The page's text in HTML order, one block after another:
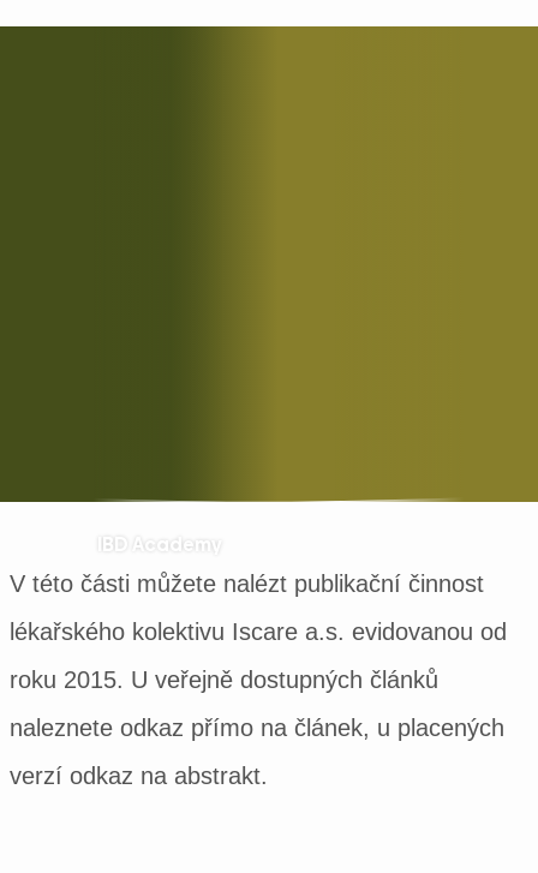
IBD Academy
V této části můžete nalézt publikační činnost
lékařského kolektivu Iscare a.s. evidovanou od
roku 2015. U veřejně dostupných článků
naleznete odkaz přímo na článek, u placených
verzí odkaz na abstrakt.